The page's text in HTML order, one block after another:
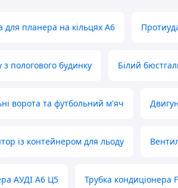
для планера на кільцях А6
пологового будинку Білий
ворота та футбольний м'яч
із контейнером для льоду
АУДІ А6 Ц5 Трубка кондиціонера